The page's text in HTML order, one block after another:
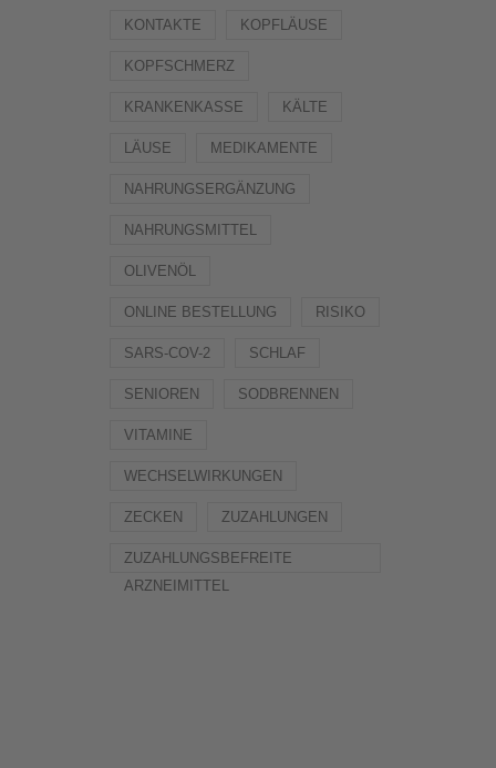
KONTAKTE KOPFLÄUSE
KOPFSCHMERZ
KRANKENKASSE KÄLTE
LÄUSE MEDIKAMENTE
NAHRUNGSERGÄNZUNG
NAHRUNGSMITTEL
OLIVENÖL
ONLINE BESTELLUNG RISIKO
SARS-COV-2 SCHLAF
SENIOREN SODBRENNEN
VITAMINE
WECHSELWIRKUNGEN
ZECKEN ZUZAHLUNGEN
ZUZAHLUNGSBEFREITE
ARZNEIMITTEL